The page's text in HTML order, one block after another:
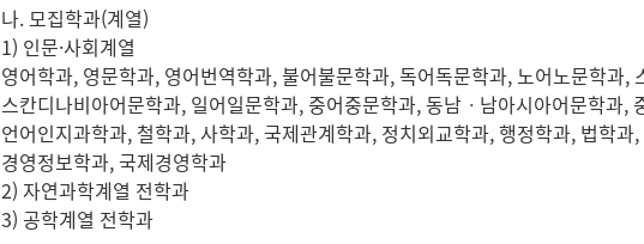
나. 모집학과(계열)
1) 인문·사회계열
영어학과, 영문학과, 영어번역학과, 불어불문학과, 독어독문학과, 노어노문학과,
스칸디나비아어문학과, 일어일문학과, 중어중문학과, 동남ㆍ남아시아어문학과,
언어인지과학과, 철학과, 사학과, 국제관계학과, 정치외교학과, 행정학과, 법학
경영정보학과, 국제경영학과
2) 자연과학계열 전학과
3) 공학계열 전학과